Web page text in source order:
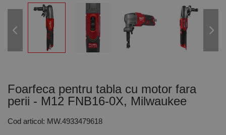
Foarfeca pentru tabla cu motor fara
perii - M12 FNB16-0X, Milwaukee
Cod articol: MW.4933479618